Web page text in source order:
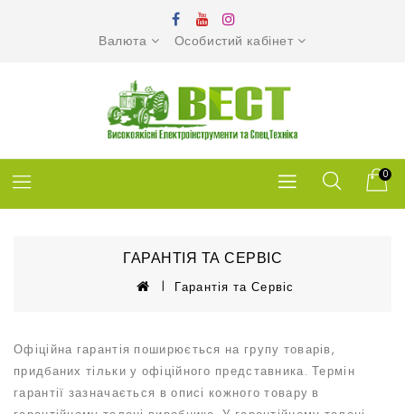
Валюта Особистий кабінет
0
ГАРАНТІЯ ТА СЕРВІС
Гарантія та Сервіс
Офіційна гарантія поширюється на групу товарів,
придбаних тільки у офіційного представника. Термін
гарантії зазначається в описі кожного товару в